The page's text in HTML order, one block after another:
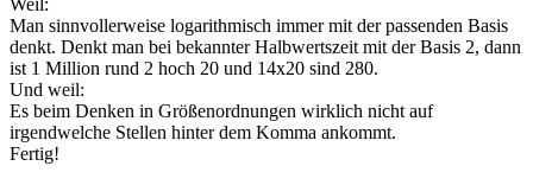
Weil:
Man sinnvollerweise logarithmisch immer mit der passenden Basis
denkt. Denkt man bei bekannter Halbwertszeit mit der Basis 2, dann
ist 1 Million rund 2 hoch 20 und 14x20 sind 280.
Und weil:
Es beim Denken in Größenordnungen wirklich nicht auf
irgendwelche Stellen hinter dem Komma ankommt.
Fertig!